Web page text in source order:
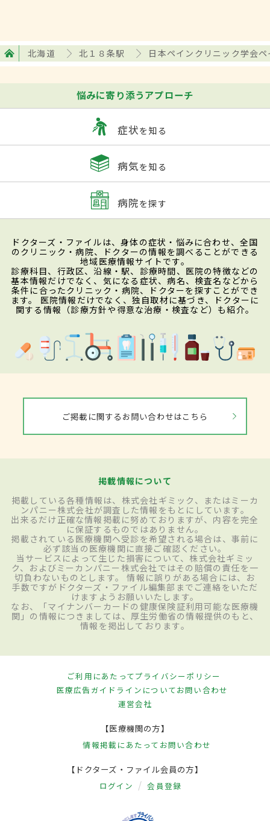
北海道 北１８条駅 日本ペインクリニック学会
悩みに寄り添うアプローチ
症状を知る
病気を知る
病院を探す
ドクターズ・ファイルは、身体の症状・悩みに合わせ、全国
のクリニック・病院、ドクターの情報を調べることができる
地域医療情報サイトです。
診療科目、行政区、沿線・駅、診療時間、医院の特徴などの
基本情報だけでなく、気になる症状、病名、検査名などから
条件に合ったクリニック・病院、ドクターを探すことができ
ます。 医院情報だけでなく、独自取材に基づき、ドクターに
関する情報（診療方針や得意な治療・検査など）も紹介。
ご掲載に関するお問い合わせはこちら
掲載情報について
掲載している各種情報は、株式会社ギミック、またはミーカ
ンパニー株式会社が調査した情報をもとにしています。
出来るだけ正確な情報掲載に努めておりますが、内容を完全
に保証するものではありません。
掲載されている医療機関へ受診を希望される場合は、事前に
必ず該当の医療機関に直接ご確認ください。
当サービスによって生じた損害について、株式会社ギミッ
ク、およびミーカンパニー株式会社ではその賠償の責任を一
切負わないものとします。 情報に誤りがある場合には、お
手数ですがドクターズ・ファイル編集部までご連絡をいただ
けますようお願いいたします。
なお、「マイナンバーカードの健康保険証利用可能な医療機
関」の情報につきましては、厚生労働省の情報提供のもと、
情報を掲出しております。
ご利用にあたってプライバシーポリシー
医療広告ガイドラインについてお問い合わせ
運営会社
【医療機関の方】
情報掲載にあたって お問い合わせ
【ドクターズ・ファイル会員の方】
ログイン 会員登録